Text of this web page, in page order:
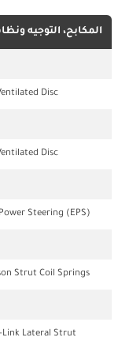
المكابح، التوجيه
Disc
Disc
Steering (EPS)
Strut Coil Springs
Lateral Strut